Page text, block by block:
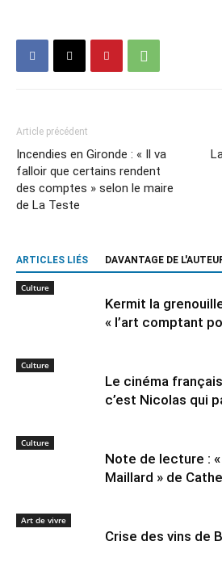
Article précédent
Incendies en Gironde : « Il va
falloir que certains rendent
des comptes » selon le maire
de La Teste
ARTICLES LIÉS DAVANTAGE DE
Culture
Kermit la
« l’art comptant
Culture
Le cinéma
c’est Nicolas qui
Culture
Note de lecture :
Maillard » de
Art de vivre
Crise des vins de